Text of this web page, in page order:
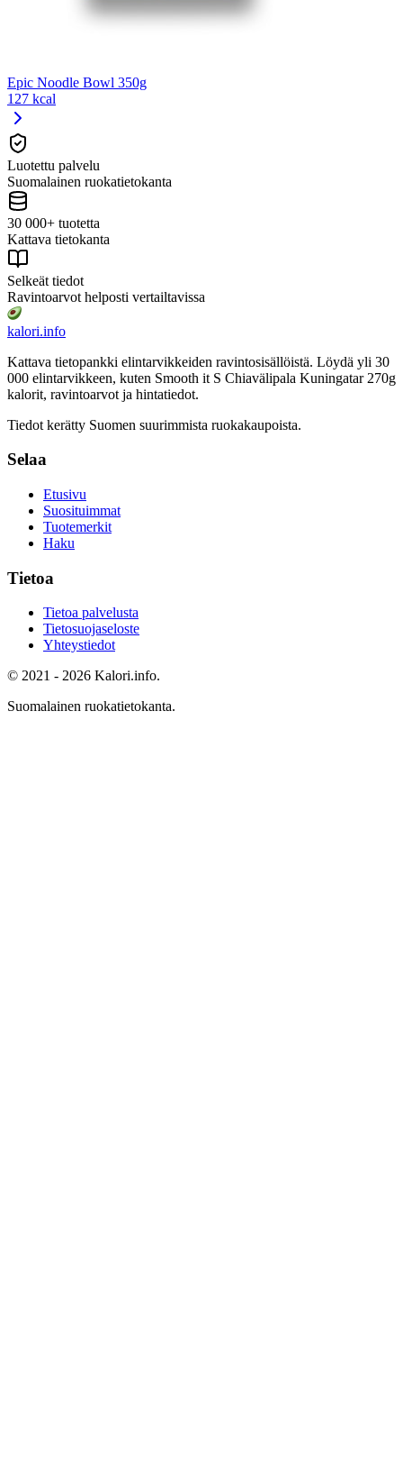
Epic Noodle Bowl 350g
127 kcal
Luotettu palvelu
Suomalainen ruokatietokanta
30 000+ tuotetta
Kattava tietokanta
Selkeät tiedot
Ravintoarvot helposti vertailtavissa
kalori.info
Kattava tietopankki elintarvikkeiden ravintosisällöistä. Löydä yli 30
000 elintarvikkeen, kuten Smooth it S Chiavälipala Kuningatar 270g
kalorit, ravintoarvot ja hintatiedot.
Tiedot kerätty Suomen suurimmista ruokakaupoista.
Selaa
Etusivu
Suosituimmat
Tuotemerkit
Haku
Tietoa
Tietoa palvelusta
Tietosuojaseloste
Yhteystiedot
© 2021 - 2026 Kalori.info.
Suomalainen ruokatietokanta.